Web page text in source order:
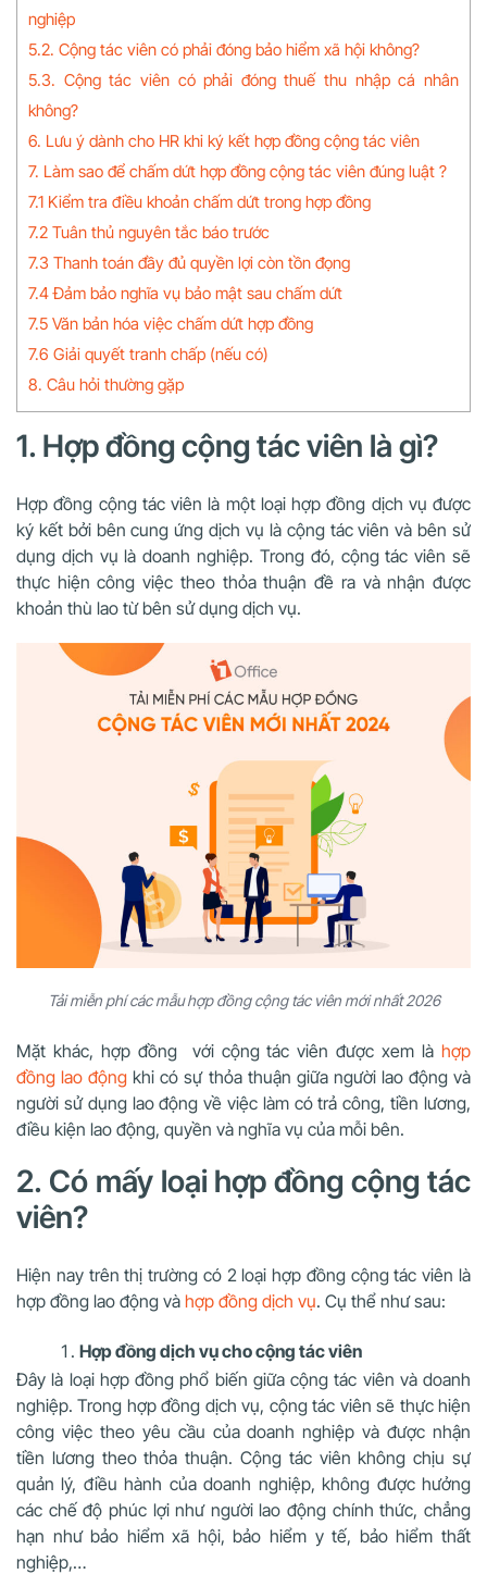
nghiệp
5.2. Cộng tác viên có phải đóng bảo hiểm xã hội không?
5.3. Cộng tác viên có phải đóng thuế thu nhập cá nhân
không?
6. Lưu ý dành cho HR khi ký kết hợp đồng cộng tác viên
7. Làm sao để chấm dứt hợp đồng cộng tác viên đúng luật ?
7.1 Kiểm tra điều khoản chấm dứt trong hợp đồng
7.2 Tuân thủ nguyên tắc báo trước
7.3 Thanh toán đầy đủ quyền lợi còn tồn đọng
7.4 Đảm bảo nghĩa vụ bảo mật sau chấm dứt
7.5 Văn bản hóa việc chấm dứt hợp đồng
7.6 Giải quyết tranh chấp (nếu có)
8. Câu hỏi thường gặp
1. Hợp đồng cộng tác viên là gì?
Hợp đồng cộng tác viên là một loại hợp đồng dịch vụ được
ký kết bởi bên cung ứng dịch vụ là cộng tác viên và bên sử
dụng dịch vụ là doanh nghiệp. Trong đó, cộng tác viên sẽ
thực hiện công việc theo thỏa thuận đề ra và nhận được
khoản thù lao từ bên sử dụng dịch vụ.
Tải miễn phí các mẫu hợp đồng cộng tác viên mới nhất 2026
Mặt khác, hợp đồng với cộng tác viên được xem là hợp
đồng lao động khi có sự thỏa thuận giữa người lao động và
người sử dụng lao động về việc làm có trả công, tiền lương,
điều kiện lao động, quyền và nghĩa vụ của mỗi bên.
2. Có mấy loại hợp đồng cộng tác
viên?
Hiện nay trên thị trường có 2 loại hợp đồng cộng tác viên là
hợp đồng lao động và hợp đồng dịch vụ. Cụ thể như sau:
Hợp đồng dịch vụ cho cộng tác viên
Đây là loại hợp đồng phổ biến giữa cộng tác viên và doanh
nghiệp. Trong hợp đồng dịch vụ, cộng tác viên sẽ thực hiện
công việc theo yêu cầu của doanh nghiệp và được nhận
tiền lương theo thỏa thuận. Cộng tác viên không chịu sự
quản lý, điều hành của doanh nghiệp, không được hưởng
các chế độ phúc lợi như người lao động chính thức, chẳng
hạn như bảo hiểm xã hội, bảo hiểm y tế, bảo hiểm thất
nghiệp,…